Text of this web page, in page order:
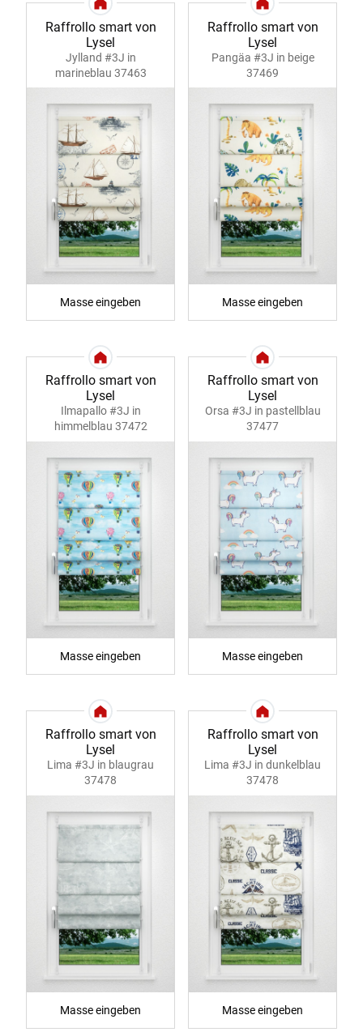
Raffrollo smart von
Lysel
Jylland #3J in
marineblau 37463
Masse eingeben
Raffrollo smart von
Lysel
Pangäa #3J in beige
37469
Masse eingeben
Raffrollo smart von
Lysel
Ilmapallo #3J in
himmelblau 37472
Masse eingeben
Raffrollo smart von
Lysel
Orsa #3J in pastellblau
37477
Masse eingeben
Raffrollo smart von
Lysel
Lima #3J in blaugrau
37478
Masse eingeben
Raffrollo smart von
Lysel
Lima #3J in dunkelblau
37478
Masse eingeben